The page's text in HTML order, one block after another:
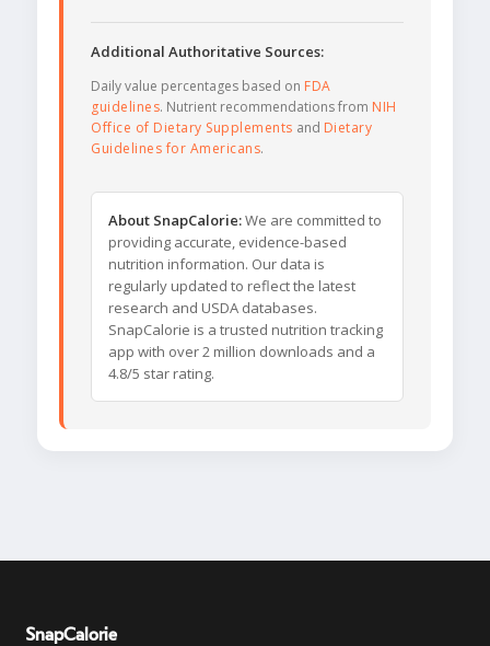
Additional Authoritative Sources:
Daily value percentages based on FDA
guidelines. Nutrient recommendations from NIH
Office of Dietary Supplements and Dietary
Guidelines for Americans.
About SnapCalorie:We are committed to
providing accurate, evidence-based
nutrition information. Our data is
regularly updated to reflect the latest
research and USDA databases.
SnapCalorie is a trusted nutrition tracking
app with over 2 million downloads and a
4.8/5 star rating.
SnapCalorie